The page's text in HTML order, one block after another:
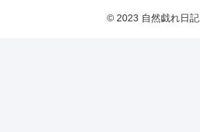
© 2023 自然戯れ日記.